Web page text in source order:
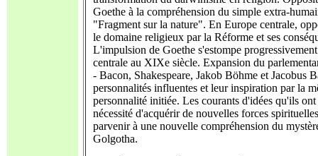
Goethe à la compréhension du simple extra-
"Fragment sur la nature". En Europe centrale,
le domaine religieux par la Réforme et ses
L'impulsion de Goethe s'estompe
centrale au XIXe siècle. Expansion du
- Bacon, Shakespeare, Jakob Böhme et Jacobus
personnalités influentes et leur inspiration par la
personnalité initiée. Les courants d'idées qu'ils
nécessité d'acquérir de nouvelles forces
parvenir à une nouvelle compréhension du
Golgotha.